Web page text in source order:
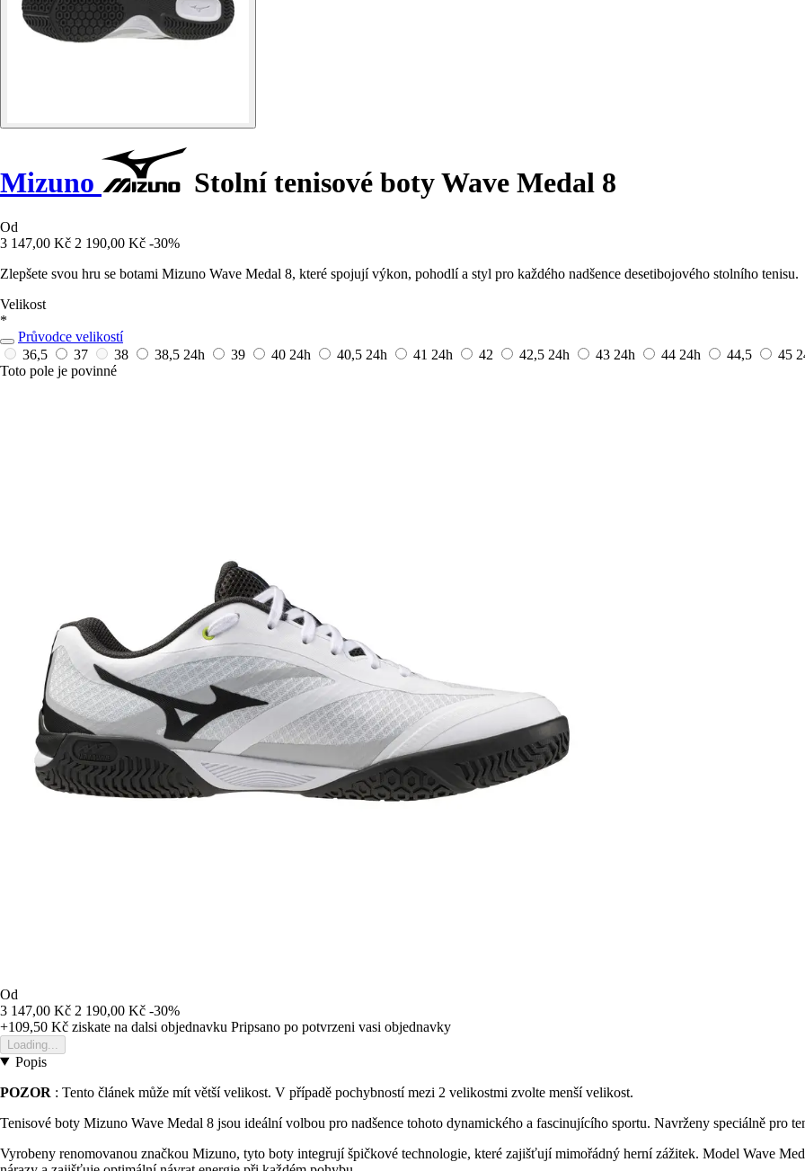
Mizuno Stolní tenisové boty Wave Medal 8
Od
3 147,00 Kč 2 190,00 Kč -30%
Zlepšete svou hru se botami Mizuno Wave Medal 8, které spojují výkon, pohodlí a styl pro každého nadšence desetibojového stolního tenisu.
Velikost
*
Průvodce velikostí
36,5
37 38 38,5 24h 39 40 24h 40,5 24h 41 24h 42 42,5 24h 43 24h 44 24h 44,5 45
Toto pole je povinné
Od
3 147,00 Kč 2 190,00 Kč -30%
+109,50 Kč ziskate na dalsi objednavku Pripsano po potvrzeni vasi objednavky
Loading...
Popis
POZOR : Tento článek může mít větší velikost. V případě pochybností mezi 2 velikostmi zvolte menší velikost.
Tenisové boty Mizuno Wave Medal 8 jsou ideální volbou pro nadšence tohoto dynamického a fascinujícího sportu. Navrženy speciálně pro
Vyrobeny renomovanou značkou Mizuno, tyto boty integrují špičkové technologie, které zajišťují mimořádný herní zážitek. Model Wave